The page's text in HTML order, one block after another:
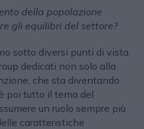
della popolazione
gli equilibri del settore?
sotto diversi punti di vista.
dedicati non solo alla
che sta diventando
poi tutto il tema del
un ruolo sempre più
caratteristiche